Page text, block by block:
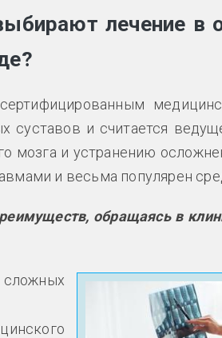
лечение в
суставов и считается
мозга и устранению
и весьма популярен
обращаясь в
сложных